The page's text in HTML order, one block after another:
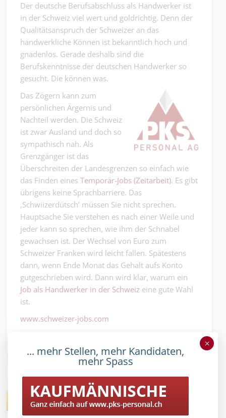
Der deutsche Berufsabschluss als Handwerker ist
in der Schweiz viel wert und goldrichtig. Denn der
Qualitätsanspruch der Schweizer an das
handwerkliche Können ist bekanntlich hoch und
gnadenlos. Gerade deshalb sind die
Berufskenntnisse der deutschen Handwerker so
gesucht. Die können was.
Das Zögern kann zum
persönlichen Ärgernis und
Nachteil werden. Die Schweiz
ist zwar Ausland und doch so
sympathisch nah. Als
Grenzgänger ist das
Überschreiten der Landesgrenzen so einfach wie
das Finden eines Temporär-Jobs (Zeitarbeit). Es gibt
übrigens keine Sprachbarriere. Das
‚Schwiizerdütsch’ müssen Sie nicht sprechen.
Hauptsache Sie verstehen es nach einer Weile und
jeder kann so sprechen, wie ihm der Schnabel
gewachsen ist. Der Wechsel von Euro zum
Schweizer Franken wird leicht fallen. Spätestens
dann, wenn Ende Monat das Gehalt aufs Konto
gutgeschrieben wird. Dann wird klar, warum ein
Job als Handwerker in der Schweiz eine gute Wahl
ist.
www.schweizer-jobs.com
KAUFMÄNNISCHE JOBS
... mehr Stellen, mehr Kandidaten,
mehr Spass
×